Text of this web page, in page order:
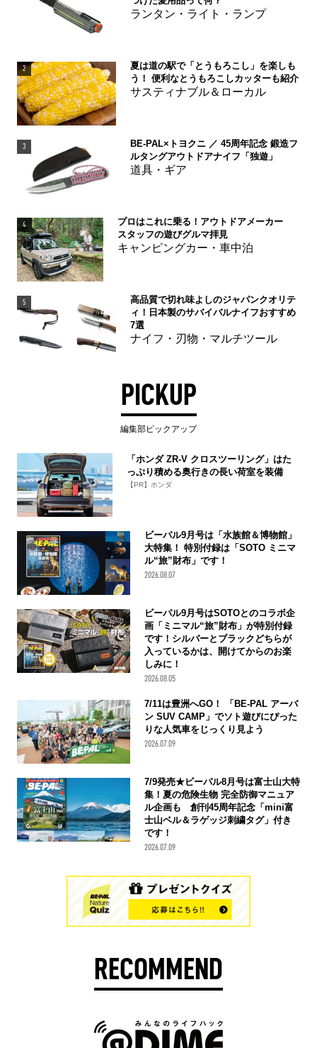
ランタン・ライト・ランプ
2
夏は道の駅で「とうもろこし」を楽しも
う！ 便利なとうもろこしカッターも紹介
サスティナブル＆ローカル
3
BE-PAL×トヨクニ ／ 45周年記念 鍛造フ
ルタングアウトドアナイフ「独遊」
道具・ギア
4
プロはこれに乗る！アウトドアメーカー
スタッフの遊びグルマ拝見
キャンピングカー・車中泊
5
高品質で切れ味よしのジャパンクオリテ
ィ！日本製のサバイバルナイフおすすめ
7選
ナイフ・刃物・マルチツール
PICKUP
編集部ピックアップ
「ホンダ ZR-V クロスツーリング」はた
っぷり積める奥行きの長い荷室を装備
【PR】ホンダ
ビーパル9月号は「水族館＆博物館」
大特集！ 特別付録は「SOTO ミニマ
ル“旅”財布」です！
2026.08.07
ビーパル9月号はSOTOとのコラボ企
画「ミニマル“旅”財布」が特別付録
です！シルバーとブラックどちらが
入っているかは、開けてからのお楽
しみに！
2026.08.05
7/11は豊洲へGO！ 「BE-PAL アーバ
ン SUV CAMP」でソト遊びにぴった
りな人気車をじっくり見よう
2026.07.09
7/9発売★ビーパル8月号は富士山大特
集！夏の危険生物 完全防御マニュア
ル企画も 創刊45周年記念「mini富
士山ベル＆ラゲッジ刺繍タグ」付き
です！
2026.07.09
RECOMMEND